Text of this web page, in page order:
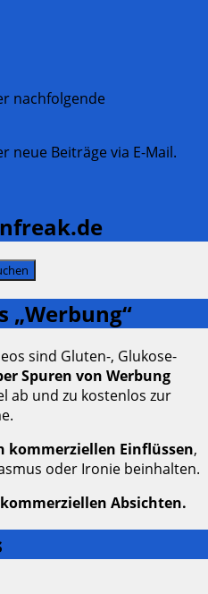
nachfolgende
neue Beiträge via E-Mail.
„Werbung“
sind Gluten-, Glukose-
Spuren von Werbung
ab und zu kostenlos zur
kommerziellen Einflüssen,
oder Ironie beinhalten.
Absichten.